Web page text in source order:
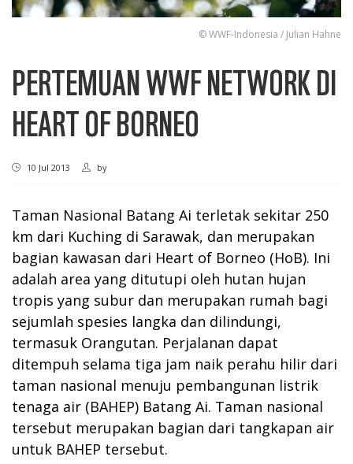
© WWF-Indonesia / Julian Hahne
PERTEMUAN WWF NETWORK DI
HEART OF BORNEO
10 Jul 2013 by
Taman Nasional Batang Ai terletak sekitar 250
km dari Kuching di Sarawak, dan merupakan
bagian kawasan dari Heart of Borneo (HoB). Ini
adalah area yang ditutupi oleh hutan hujan
tropis yang subur dan merupakan rumah bagi
sejumlah spesies langka dan dilindungi,
termasuk Orangutan. Perjalanan dapat
ditempuh selama tiga jam naik perahu hilir dari
taman nasional menuju pembangunan listrik
tenaga air (BAHEP) Batang Ai. Taman nasional
tersebut merupakan bagian dari tangkapan air
untuk BAHEP tersebut.